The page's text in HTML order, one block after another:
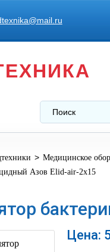
> Медицинское
Азов Elid-air-2х15
Цена: